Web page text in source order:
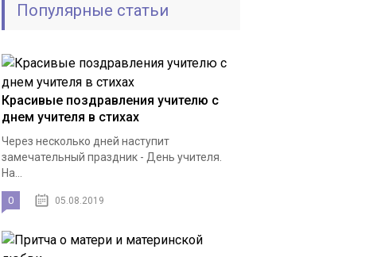
Популярные статьи
Красивые поздравления учителю с
днем учителя в стихах
Через несколько дней наступит
замечательный праздник - День учителя.
На...
0 05.08.2019